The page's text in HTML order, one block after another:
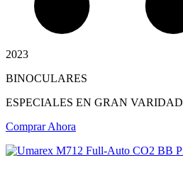
2023
BINOCULARES
ESPECIALES EN GRAN VARIDAD
Comprar Ahora